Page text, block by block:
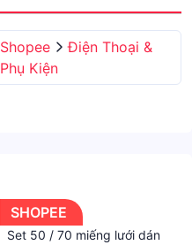
Shopee
Điện Thoại &
Phụ Kiện
SHOPEE
Set 50 / 70 miếng lưới dán